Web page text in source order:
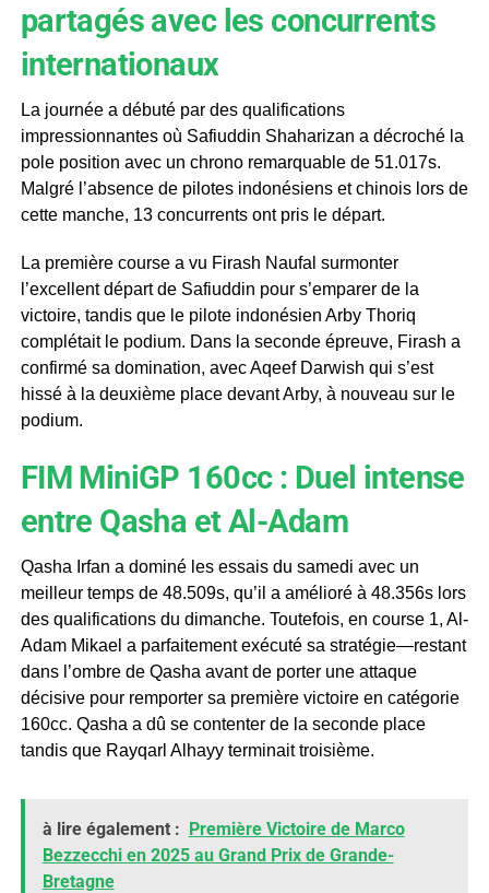
partagés avec les concurrents
internationaux
La journée a débuté par des qualifications
impressionnantes où Safiuddin Shaharizan a décroché la
pole position avec un chrono remarquable de 51.017s.
Malgré l’absence de pilotes indonésiens et chinois lors de
cette manche, 13 concurrents ont pris le départ.
La première course a vu Firash Naufal surmonter
l’excellent départ de Safiuddin pour s’emparer de la
victoire, tandis que le pilote indonésien Arby Thoriq
complétait le podium. Dans la seconde épreuve, Firash a
confirmé sa domination, avec Aqeef Darwish qui s’est
hissé à la deuxième place devant Arby, à nouveau sur le
podium.
FIM MiniGP 160cc : Duel intense
entre Qasha et Al-Adam
Qasha Irfan a dominé les essais du samedi avec un
meilleur temps de 48.509s, qu’il a amélioré à 48.356s lors
des qualifications du dimanche. Toutefois, en course 1, Al-
Adam Mikael a parfaitement exécuté sa stratégie—restant
dans l’ombre de Qasha avant de porter une attaque
décisive pour remporter sa première victoire en catégorie
160cc. Qasha a dû se contenter de la seconde place
tandis que Rayqarl Alhayy terminait troisième.
à lire également : Première Victoire de Marco
Bezzecchi en 2025 au Grand Prix de Grande-
Bretagne